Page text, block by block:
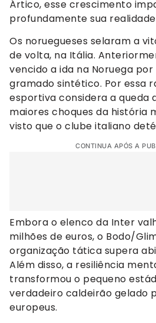
Ártico, esse crescimento
profundamente sua
Os noruegueses selaram a
de volta, na Itália.
vencido a ida na Noruega por
gramado sintético. Por essa
esportiva considera a queda
maiores choques da história
visto que o clube italiano
CONTINUA APÓS A
Embora o elenco da Inter
milhões de euros, o Bodo/
organização tática supera
Além disso, a resiliência
transformou o pequeno
verdadeiro caldeirão gelado
europeus.